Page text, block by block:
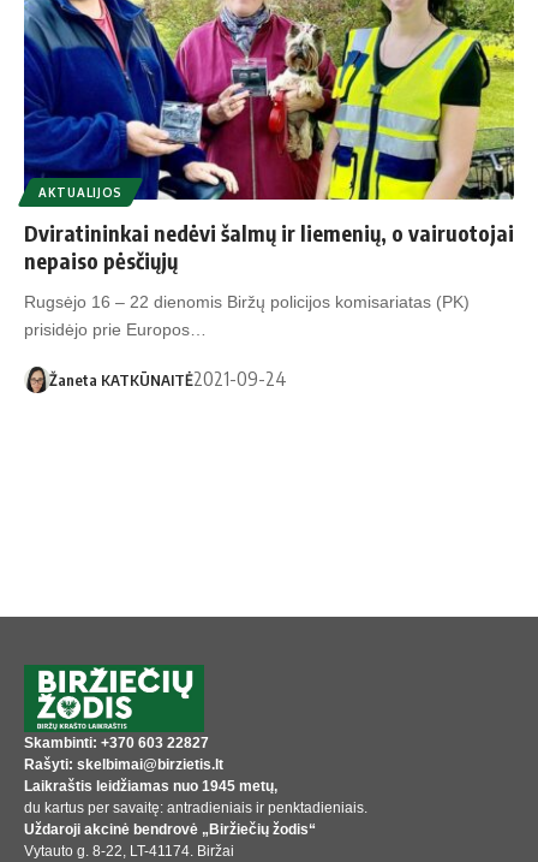
AKTUALIJOS
Dviratininkai nedėvi šalmų ir liemenių, o vairuotojai
nepaiso pėsčiųjų
Rugsėjo 16 – 22 dienomis Biržų policijos komisariatas (PK)
prisidėjo prie Europos…
Žaneta KATKŪNAITĖ2021-09-24
Skambinti: +370 603 22827
Rašyti: skelbimai@birzietis.lt
Laikraštis leidžiamas nuo 1945 metų,
du kartus per savaitę: antradieniais ir penktadieniais.
Uždaroji akcinė bendrovė „Biržiečių žodis“
Vytauto g. 8-22, LT-41174. Biržai